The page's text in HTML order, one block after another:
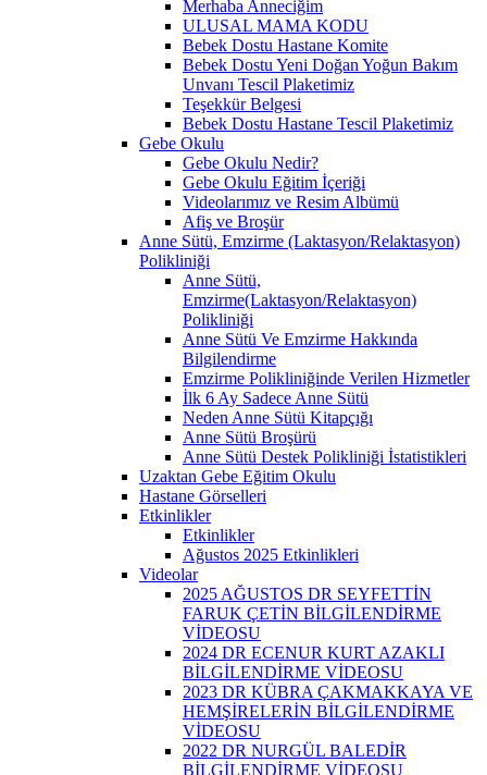
Merhaba Anneciğim
ULUSAL MAMA KODU
Bebek Dostu Hastane Komite
Bebek Dostu Yeni Doğan Yoğun Bakım
Unvanı Tescil Plaketimiz
Teşekkür Belgesi
Bebek Dostu Hastane Tescil Plaketimiz
Gebe Okulu
Gebe Okulu Nedir?
Gebe Okulu Eğitim İçeriği
Videolarımız ve Resim Albümü
Afiş ve Broşür
Anne Sütü, Emzirme (Laktasyon/Relaktasyon)
Polikliniği
Anne Sütü,
Emzirme(Laktasyon/Relaktasyon)
Polikliniği
Anne Sütü Ve Emzirme Hakkında
Bilgilendirme
Emzirme Polikliniğinde Verilen Hizmetler
İlk 6 Ay Sadece Anne Sütü
Neden Anne Sütü Kitapçığı
Anne Sütü Broşürü
Anne Sütü Destek Polikliniği İstatistikleri
Uzaktan Gebe Eğitim Okulu
Hastane Görselleri
Etkinlikler
Etkinlikler
Ağustos 2025 Etkinlikleri
Videolar
2025 AĞUSTOS DR SEYFETTİN
FARUK ÇETİN BİLGİLENDİRME
VİDEOSU
2024 DR ECENUR KURT AZAKLI
BİLGİLENDİRME VİDEOSU
2023 DR KÜBRA ÇAKMAKKAYA VE
HEMŞİRELERİN BİLGİLENDİRME
VİDEOSU
2022 DR NURGÜL BALEDİR
BİLGİLENDİRME VİDEOSU